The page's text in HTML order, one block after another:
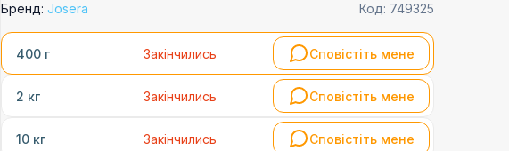
Бренд: Josera Код: 749325
400 г Закінчились Сповістіть мене
2 кг Закінчились Сповістіть мене
10 кг Закінчились Сповістіть мене